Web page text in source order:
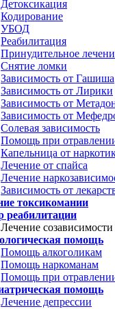
Детоксикация
Кодирование
УБОД
Реабилитация
Принудительное
Снятие ломки
Зависимость от Гашиша
Зависимость от Лирики
Зависимость от
Зависимость от
Солевая зависимость
Помощь при
Капельница от
Лечение от спайса
Лечение
Зависимость от
токсикомании
реабилитации
Лечение созависимости
помощь
Помощь алкоголикам
Помощь наркоманам
Помощь при
помощь
Лечение депрессии